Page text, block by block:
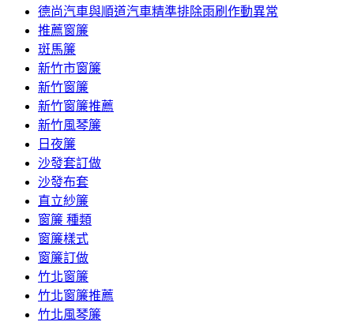
德尚汽車與順道汽車精準排除雨刷作動異常
推薦窗簾
斑馬簾
新竹市窗簾
新竹窗簾
新竹窗簾推薦
新竹風琴簾
日夜簾
沙發套訂做
沙發布套
直立紗簾
窗簾 種類
窗簾樣式
窗簾訂做
竹北窗簾
竹北窗簾推薦
竹北風琴簾